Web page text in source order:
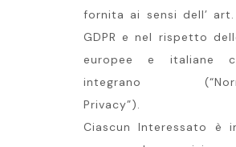
fornita ai sensi dell’ art.
GDPR e nel rispetto
europee e italiane
integrano
Privacy”).
Ciascun Interessato è